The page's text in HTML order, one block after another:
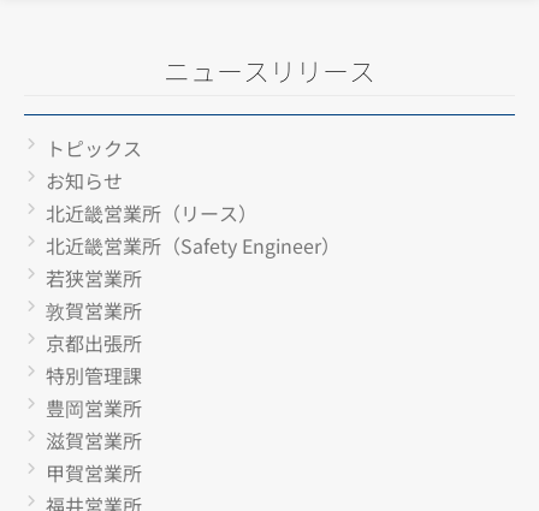
ニュースリリース
トピックス
お知らせ
北近畿営業所（リース）
北近畿営業所（Safety Engineer）
若狭営業所
敦賀営業所
京都出張所
特別管理課
豊岡営業所
滋賀営業所
甲賀営業所
福井営業所